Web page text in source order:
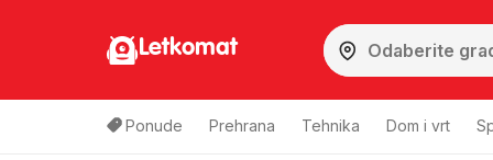
Letkomat
Ponude Prehrana Tehnika Dom i vrt